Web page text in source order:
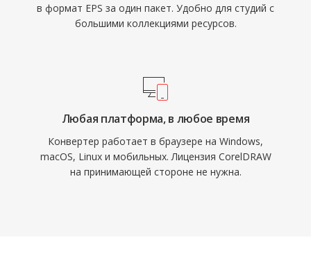
в формат EPS за один пакет. Удобно для студий с
большими коллекциями ресурсов.
Любая платформа, в любое время
Конвертер работает в браузере на Windows,
macOS, Linux и мобильных. Лицензия CorelDRAW
на принимающей стороне не нужна.